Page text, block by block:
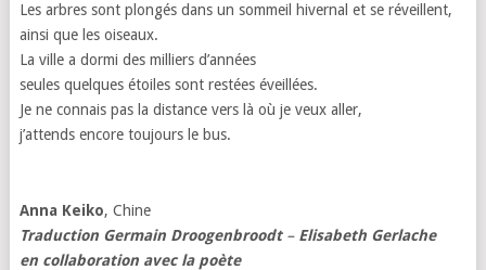
Les arbres sont plongés dans un sommeil hivernal et se réveillent,
ainsi que les oiseaux.
La ville a dormi des milliers d’années
seules quelques étoiles sont restées éveillées.
Je ne connais pas la distance vers là où je veux aller,
j’attends encore toujours le bus.
Anna Keiko, Chine
Traduction Germain Droogenbroodt– Elisabeth Gerlache
en collaboration avec la poète